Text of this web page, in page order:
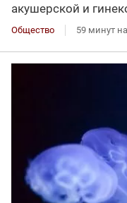
акушерской и
Общество 59 минут